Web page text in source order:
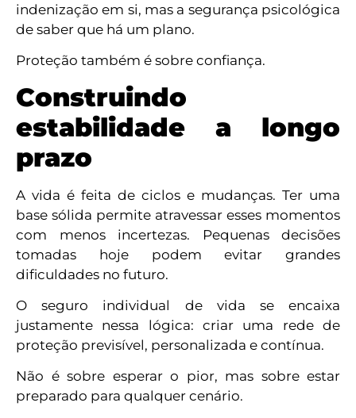
indenização em si, mas a segurança psicológica
de saber que há um plano.
Proteção também é sobre confiança.
Construindo
estabilidade a longo
prazo
A vida é feita de ciclos e mudanças. Ter uma
base sólida permite atravessar esses momentos
com menos incertezas. Pequenas decisões
tomadas hoje podem evitar grandes
dificuldades no futuro.
O seguro individual de vida se encaixa
justamente nessa lógica: criar uma rede de
proteção previsível, personalizada e contínua.
Não é sobre esperar o pior, mas sobre estar
preparado para qualquer cenário.